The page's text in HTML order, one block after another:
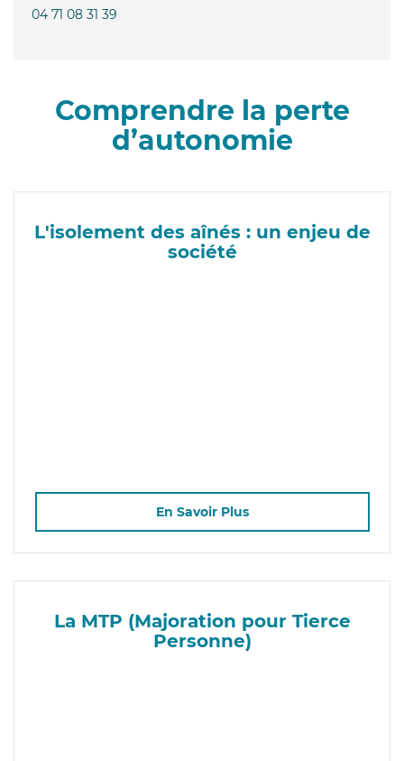
04 71 08 31 39
Comprendre la perte
d’autonomie
L'isolement des aînés : un enjeu de
société
En Savoir Plus
La MTP (Majoration pour Tierce
Personne)